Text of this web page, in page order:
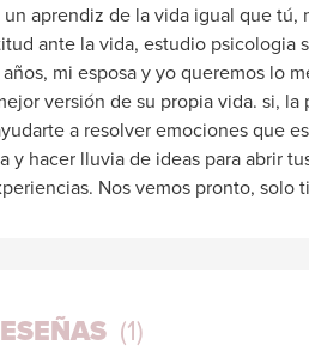
un aprendiz de la vida igual que
ante la vida, estudio psicologia
mi esposa y yo queremos lo
versión de su propia vida. si,
a resolver emociones que
y hacer lluvia de ideas para abrir
Nos vemos pronto, solo
(1)